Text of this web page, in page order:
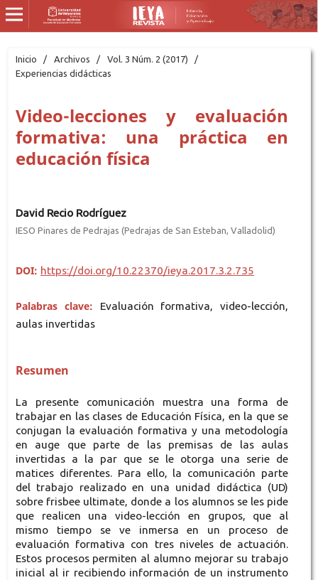
Inicio / Archivos / Vol. 3 Núm. 2 (2017)
/
Experiencias didácticas
Video-lecciones y evaluación
formativa: una práctica en
educación física
David Recio Rodríguez
IESO Pinares de Pedrajas (Pedrajas de San Esteban, Valladolid)
DOI: https://doi.org/10.22370/ieya.2017.3.2.735
Palabras clave:
Evaluación formativa, video-lección,
aulas invertidas
Resumen
La presente comunicación muestra una forma de
trabajar en las clases de Educación Física, en la que se
conjugan la evaluación formativa y una metodología
en auge que parte de las premisas de las aulas
invertidas a la par que se le otorga una serie de
matices diferentes. Para ello, la comunicación parte
del trabajo realizado en una unidad didáctica (UD)
sobre frisbee ultimate, donde a los alumnos se les pide
que realicen una video-lección en grupos, que al
mismo tiempo se ve inmersa en un proceso de
evaluación formativa con tres niveles de actuación.
Estos procesos permiten al alumno mejorar su trabajo
inicial al ir recibiendo información de un instrumento